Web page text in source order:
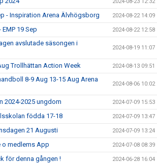
- Inspiration Arena Älvhögsborg 2024-08-22 14:09
19 Sep 2024-08-22 12:58
avslutade säsongen i
2024-08-19 11:07
Trollhättan Action Week 2024-08-13 09:51
8-9 Aug 13-15 Aug Arena
2024-08-06 10:02
2024-2025 ungdom 2024-07-09 15:53
födda 17-18 2024-07-09 13:47
21 Augusti 2024-07-09 13:24
o medlems App 2024-07-08 08:39
för denna gången ! 2024-06-28 16:04